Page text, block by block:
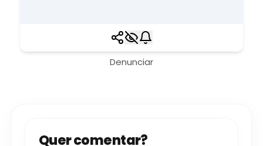
Denunciar
Quer comentar?